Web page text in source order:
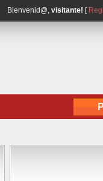
Bienvenid@, visitante! [